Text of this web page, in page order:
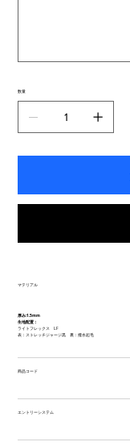
入
き
す。
数量
マテリアル
厚み:1.5mm
生地配置：
ライトフレックス LF
表：ストレッチジャージ黒 裏：撥水起毛
商品コード
エントリーシステム